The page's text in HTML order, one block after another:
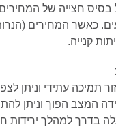
בסיס חצייה של
כאשר המחירים
קנייה.
תמיכה עתידי וניתן
המצב הפוך וניתן
בדרך למהלך ירידות